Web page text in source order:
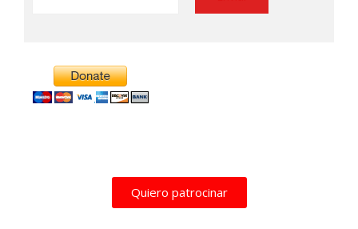
Quiero patrocinar